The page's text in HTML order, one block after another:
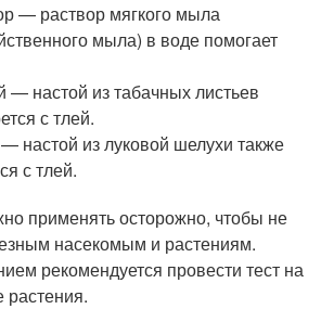
— раствор мягкого мыла
мыла) в воде помогает
— настой из табачных листьев
с тлей.
настой из луковой шелухи также
с тлей.
применять осторожно, чтобы не
насекомым и растениям.
рекомендуется провести тест на
растения.